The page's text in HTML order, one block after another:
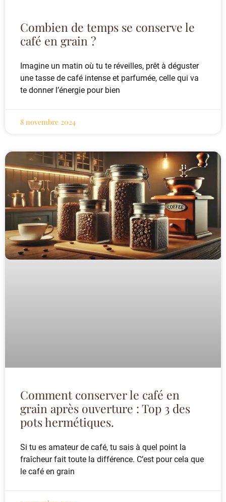
Combien de temps se conserve le
café en grain ?
Imagine un matin où tu te réveilles, prêt à déguster
une tasse de café intense et parfumée, celle qui va
te donner l’énergie pour bien
8 novembre 2024
Comment conserver le café en
grain après ouverture : Top 3 des
pots hermétiques.
Si tu es amateur de café, tu sais à quel point la
fraîcheur fait toute la différence. C’est pour cela que
le café en grain